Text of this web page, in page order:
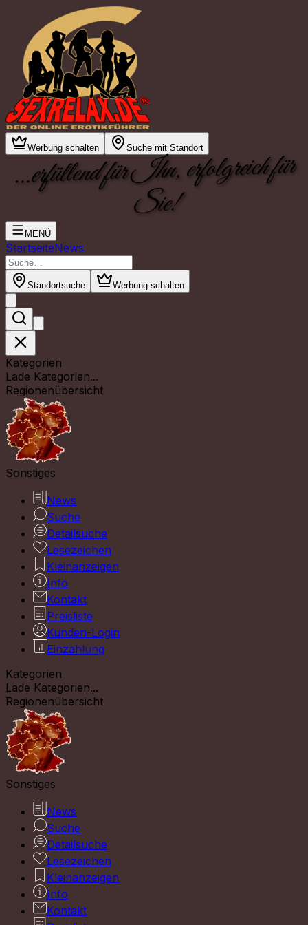
Werbung schalten Suche mit Standort
...erfüllend für Ihn, erfolgreich für
Sie!
MENÜ
StartseiteNews
Standortsuche Werbung schalten
Kategorien
Lade Kategorien...
Regionenübersicht
Sonstiges
News
Suche
Detailsuche
Lesezeichen
Kleinanzeigen
Info
Kontakt
Preisliste
Kunden-Login
Einzahlung
Kategorien
Lade Kategorien...
Regionenübersicht
Sonstiges
News
Suche
Detailsuche
Lesezeichen
Kleinanzeigen
Info
Kontakt